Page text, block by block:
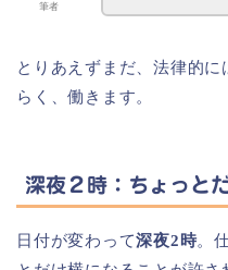
筆者
とりあえずまだ、法律的
らく、働きます。
深夜２時：ちょっと
日付が変わって深夜2時。